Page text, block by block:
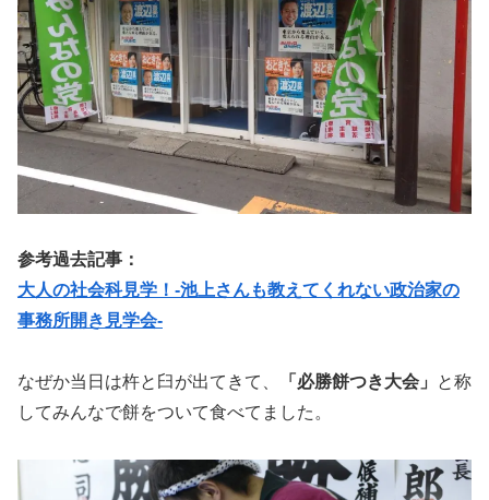
参考過去記事：
大人の社会科見学！-池上さんも教えてくれない政治家の
事務所開き見学会-
なぜか当日は杵と臼が出てきて、 「必勝餅つき大会」
と称
してみんなで餅をついて食べてました。